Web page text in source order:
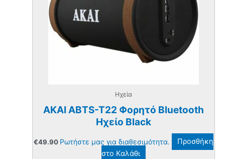
Ηχεία
AKAI ABTS-T22 Φορητό Bluetooth
Ηχείο Black
€49.90 Ρωτήστε μας για διαθεσιμότητα.
Προσθήκη
στο Καλάθι